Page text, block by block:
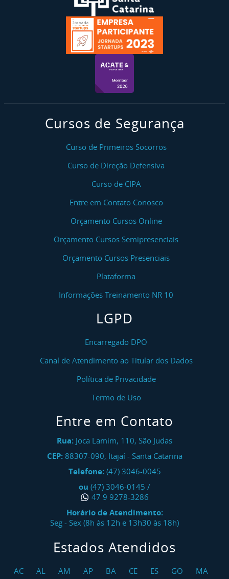
Cursos de Segurança
Curso de Primeiros Socorros
Curso de Direção Defensiva
Curso de CIPA
Entre em Contato Conosco
Orçamento Cursos Online
Orçamento Cursos Semipresenciais
Orçamento Cursos Presenciais
Plataforma
Informações Treinamento NR 10
LGPD
Encarregado DPO
Canal de Atendimento ao Titular dos Dados
Política de Privacidade
Termo de Uso
Entre em Contato
Rua: Joca Lamim, 110, São Judas
CEP: 88307-090, Itajaí- Santa Catarina
Telefone: (47) 3046-0045
ou (47) 3046-0145 /
47 9 9278-3286
Horário de Atendimento:
Seg - Sex (8h às 12h e 13h30 às 18h)
Estados Atendidos
AC AL AM AP BA CE ES GO
MA